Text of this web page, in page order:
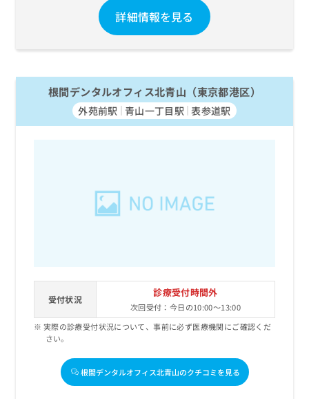
詳細情報を見る
根間デンタルオフィス北青山（東京都港区）
外苑前駅 青山一丁目駅 表参道駅
受付状況
診療受付時間外
次回受付：今日の10:00～13:00
実際の診療受付状況について、事前に必ず医療機関にご確認くだ
さい。
根間デンタルオフィス北青山のクチコミを見る